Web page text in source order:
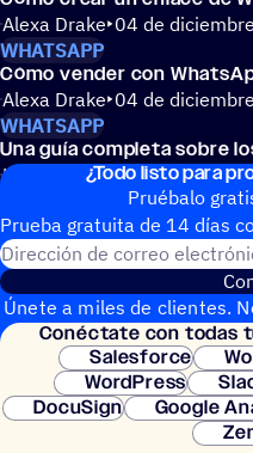
Alexa Drake 04 de
WHATSAPP
Cómo vender con
Alexa Drake 04 de
WHATSAPP
Una guía completa sobre
Katherine Kim 01 de
¿Todo listo para
Pruébalo
Prueba gratuita de 14 días
Únete a miles de clientes.
Conéc­tate con todas
Salesforce
WordPress
DocuSign
Google